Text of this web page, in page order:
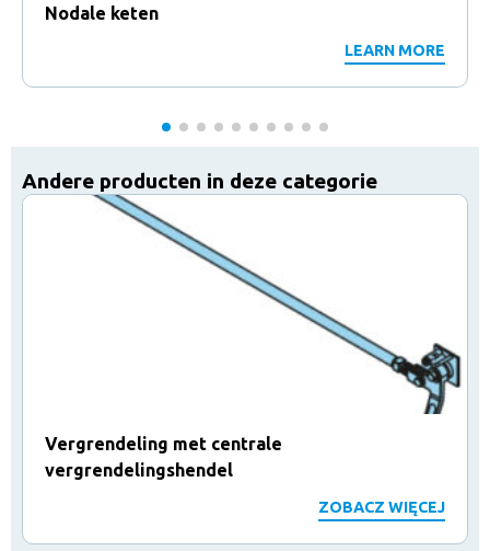
Nodale keten
LEARN MORE
Andere producten in deze categorie
Vergrendeling met centrale
vergrendelingshendel
ZOBACZ WIĘCEJ